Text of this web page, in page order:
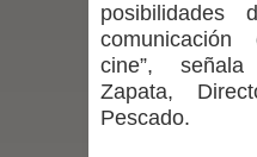
innovación
con
posibilidades
cine”,
Zapata,
Pescado.